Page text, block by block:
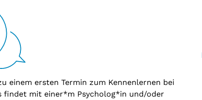
einem ersten Termin zum Kennenlernen bei
findet mit einer*m Psycholog*in und/oder